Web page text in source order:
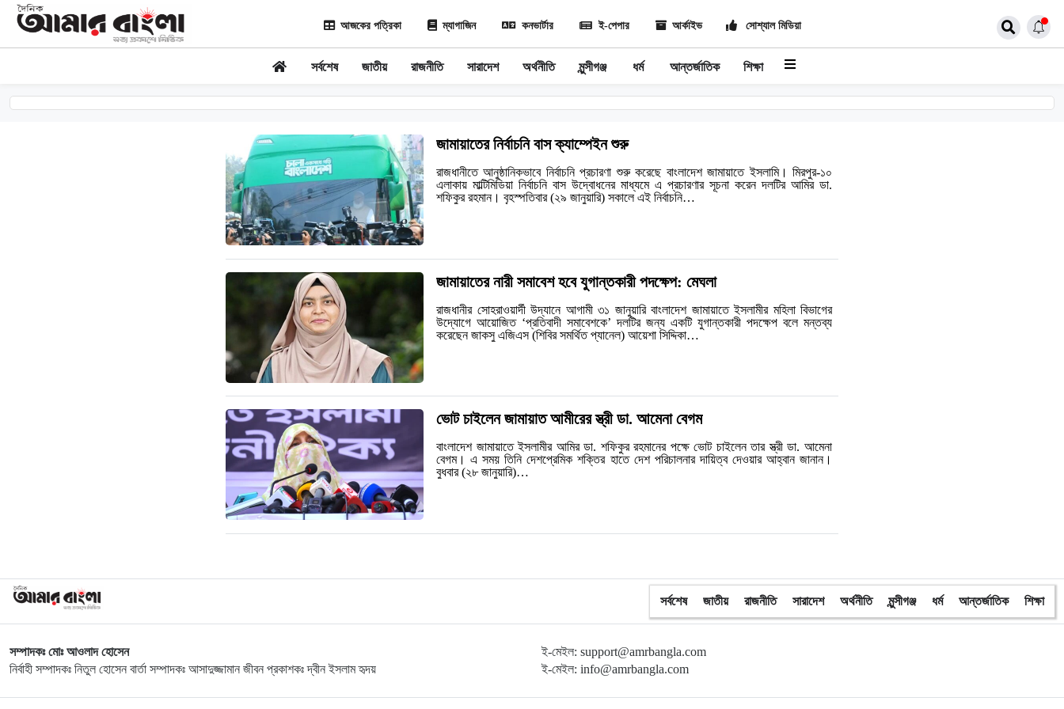
আজকের পত্রিকা ম্যাগাজিন কনভার্টার ই-পেপার আর্কাইভ সোশ্যাল মিডিয়া
সর্বশেষ জাতীয় রাজনীতি সারাদেশ অর্থনীতি মুন্সীগঞ্জ ধর্ম আন্তর্জাতিক শিক্ষা
জামায়াতের নির্বাচনি বাস ক্যাম্পেইন শুরু
রাজধানীতে আনুষ্ঠানিকভাবে নির্বাচনি প্রচারণা শুরু করেছে বাংলাদেশ জামায়াতে ইসলামি। মিরপুর-১০
এলাকায় মাল্টিমিডিয়া নির্বাচনি বাস উদ্বোধনের মাধ্যমে এ প্রচারণার সূচনা করেন দলটির আমির ডা.
শফিকুর রহমান। বৃহস্পতিবার (২৯ জানুয়ারি) সকালে এই নির্বাচনি…
জামায়াতের নারী সমাবেশ হবে যুগান্তকারী পদক্ষেপ: মেঘলা
রাজধানীর সোহরাওয়ার্দী উদ্যানে আগামী ৩১ জানুয়ারি বাংলাদেশ জামায়াতে ইসলামীর মহিলা বিভাগের
উদ্যোগে আয়োজিত ‘প্রতিবাদী সমাবেশকে’ দলটির জন্য একটি যুগান্তকারী পদক্ষেপ বলে মন্তব্য
করেছেন জাকসু এজিএস (শিবির সমর্থিত প্যানেল) আয়েশা সিদ্দিকা…
ভোট চাইলেন জামায়াত আমীরের স্ত্রী ডা. আমেনা বেগম
বাংলাদেশ জামায়াতে ইসলামীর আমির ডা. শফিকুর রহমানের পক্ষে ভোট চাইলেন তার স্ত্রী ডা. আমেনা
বেগম। এ সময় তিনি দেশপ্রেমিক শক্তির হাতে দেশ পরিচালনার দায়িত্ব দেওয়ার আহ্বান জানান।
বুধবার (২৮ জানুয়ারি)…
সর্বশেষ জাতীয় রাজনীতি সারাদেশ অর্থনীতি মুন্সীগঞ্জ ধর্ম আন্তর্জাতিক শিক্ষা
সম্পাদকঃ মোঃ আওলাদ হোসেন
নির্বাহী সম্পাদকঃ নিতুল হোসেন বার্তা সম্পাদকঃ আসাদুজ্জামান জীবন প্রকাশকঃ দ্বীন ইসলাম হৃদয়
ই-মেইল: support@amrbangla.com
ই-মেইল: info@amrbangla.com